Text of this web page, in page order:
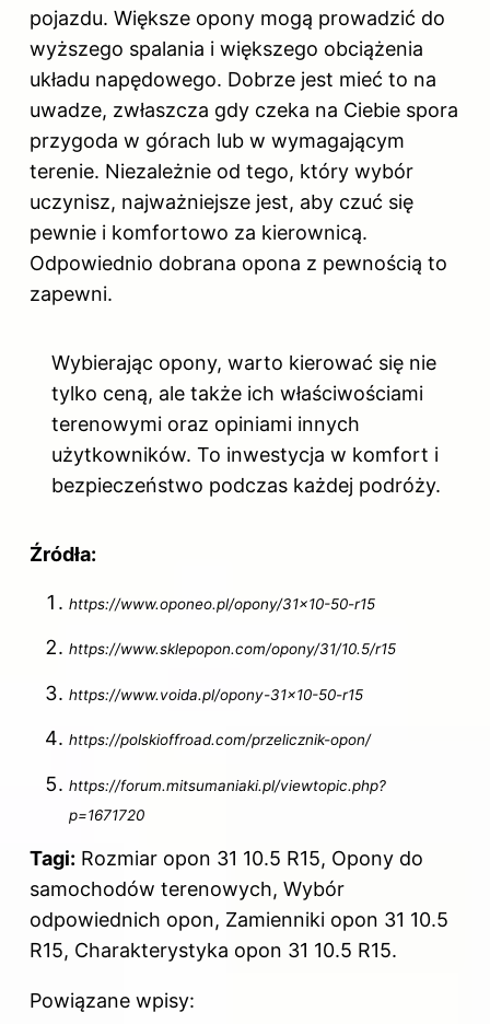
pojazdu. Większe opony mogą prowadzić do
wyższego spalania i większego obciążenia
układu napędowego. Dobrze jest mieć to na
uwadze, zwłaszcza gdy czeka na Ciebie spora
przygoda w górach lub w wymagającym
terenie. Niezależnie od tego, który wybór
uczynisz, najważniejsze jest, aby czuć się
pewnie i komfortowo za kierownicą.
Odpowiednio dobrana opona z pewnością to
zapewni.
Wybierając opony, warto kierować się nie
tylko ceną, ale także ich właściwościami
terenowymi oraz opiniami innych
użytkowników. To inwestycja w komfort i
bezpieczeństwo podczas każdej podróży.
Źródła:
https://www.oponeo.pl/opony/31×10-50-r15
https://www.sklepopon.com/opony/31/10.5/r15
https://www.voida.pl/opony-31×10-50-r15
https://polskioffroad.com/przelicznik-opon/
https://forum.mitsumaniaki.pl/viewtopic.php?
p=1671720
Tagi: Rozmiar opon 31 10.5 R15, Opony do
samochodów terenowych, Wybór
odpowiednich opon, Zamienniki opon 31 10.5
R15, Charakterystyka opon 31 10.5 R15.
Powiązane wpisy: